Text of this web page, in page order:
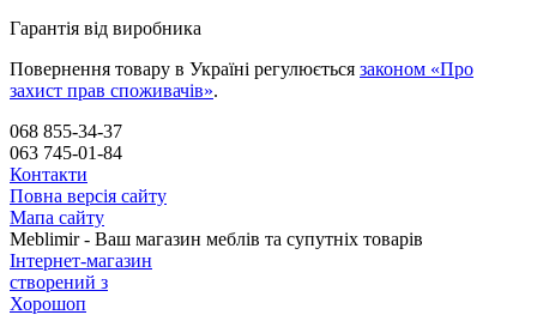
Гарантія від виробника
Повернення товару в Україні регулюється законом «Про
захист прав споживачів».
068 855-34-37
063 745-01-84
Контакти
Повна версія сайту
Мапа сайту
Meblimir - Ваш магазин меблів та супутніх товарів
Інтернет-магазин
створений з
Хорошоп